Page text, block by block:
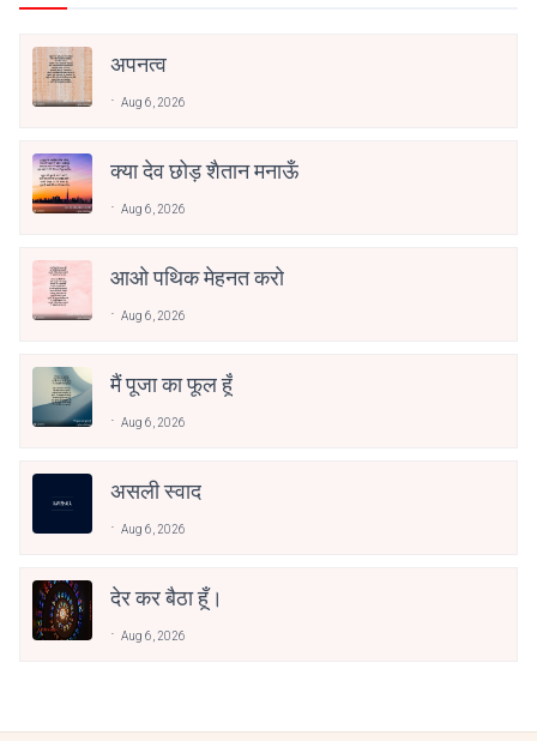
अपनत्व
Aug 6, 2026
क्या देव छोड़ शैतान मनाऊँ
Aug 6, 2026
आओ पथिक मेहनत करो
Aug 6, 2026
मैं पूजा का फूल हूँ
Aug 6, 2026
असली स्वाद
Aug 6, 2026
देर कर बैठा हूँ।
Aug 6, 2026